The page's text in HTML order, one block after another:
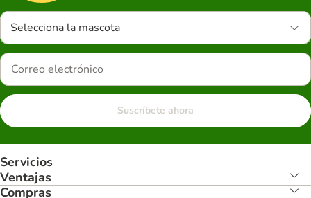
Selecciona la mascota
Suscríbete ahora
Servicios
Ventajas
Compras